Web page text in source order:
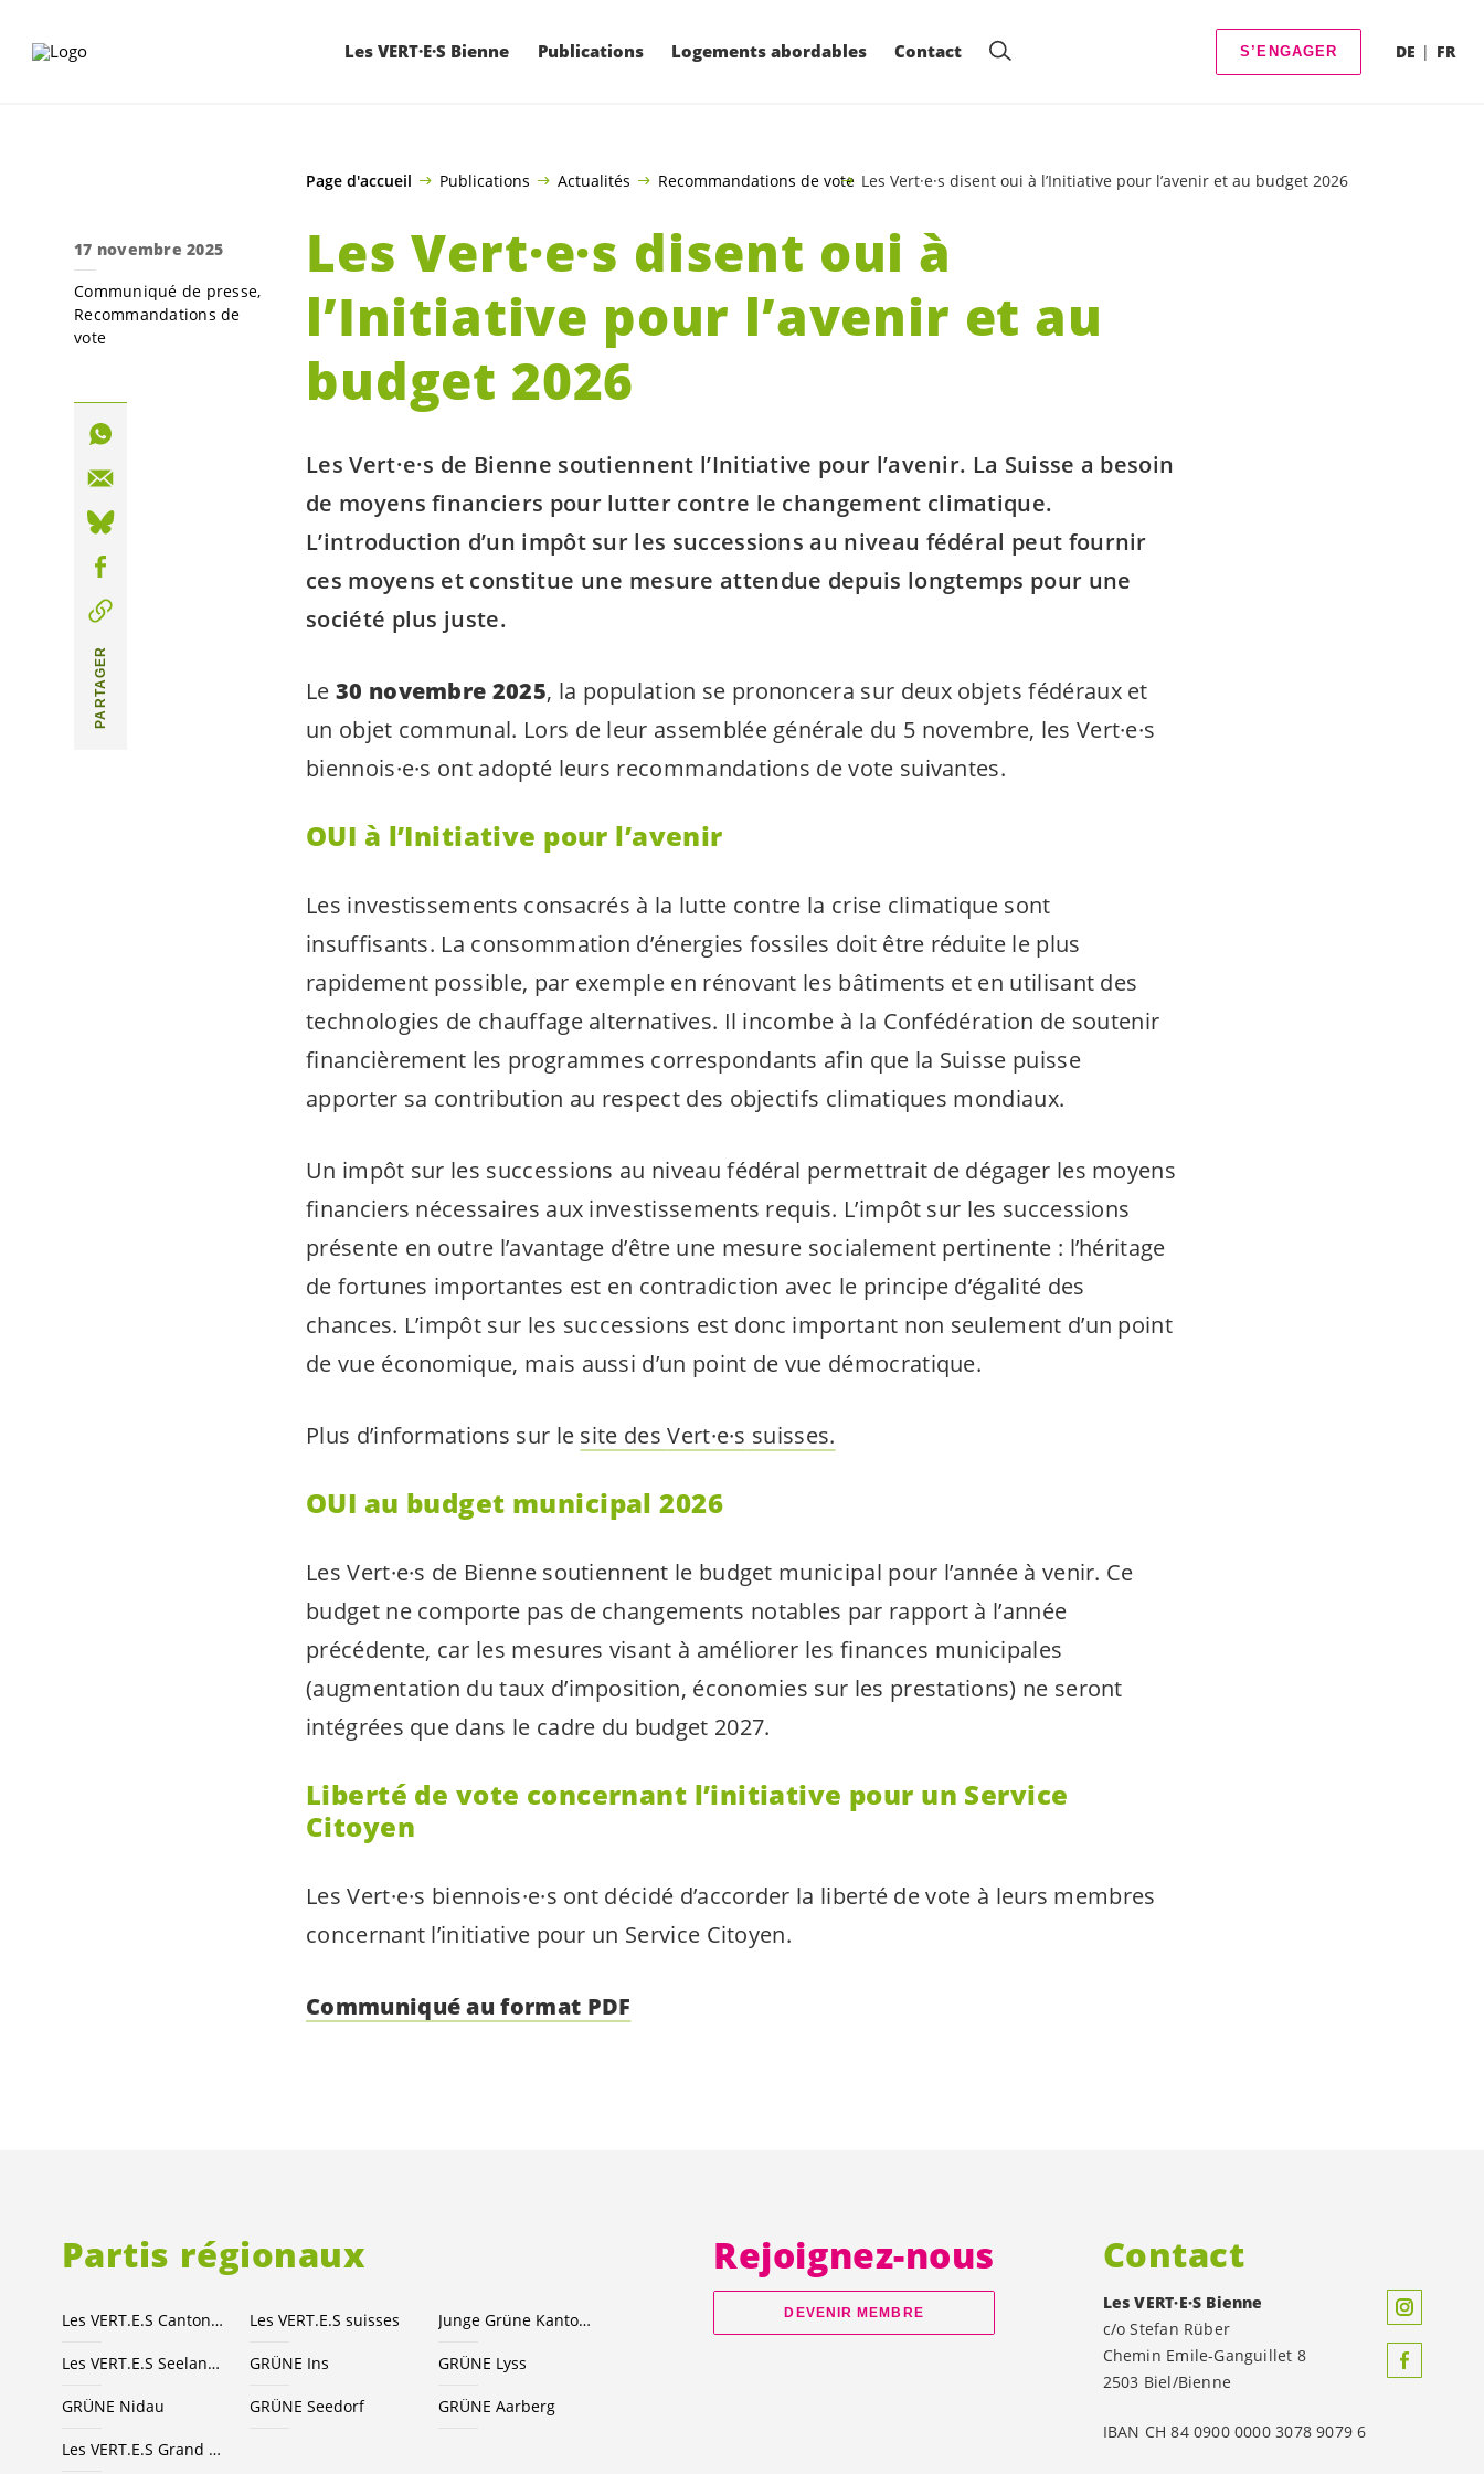
Les VERT·E·S Bienne Publications Logements abordables Contact S’ENGAGER DE FR
Page d'accueil Publications Actualités Recommandations de vote Les Vert·e·s disent oui à l’Initiative pour l’avenir et au budget 2026
LesVert·e·s disent oui à
l’Initiative pour l’avenir et au
budget 2026
LesVert·e·s de Bienne soutiennent l’Initiative pour l’avenir. La Suisse a besoin
de moyens financiers pour lutter contre le changement climatique.
L’introduction d’un impôt sur les successions au niveau fédéral peut fournir
ces moyens et constitue une mesure attendue depuis longtemps pour une
société plus juste.
Le 30 novembre 2025, la population se prononcera sur deux objets fédéraux et
un objet communal. Lors de leur assemblée générale du 5 novembre, les Vert·e·s
biennois·e·s ont adopté leurs recommandations de vote suivantes.
OUI à l’Initiative pour l’avenir
Les investissements consacrés à la lutte contre la crise climatique sont
insuffisants. La consommation d’énergies fossiles doit être réduite le plus
rapidement possible, par exemple en rénovant les bâtiments et en utilisant des
technologies de chauffage alternatives. Il incombe à la Confédération de soutenir
financièrement les programmes correspondants afin que la Suisse puisse
apporter sa contribution au respect des objectifs climatiques mondiaux.
Un impôt sur les successions au niveau fédéral permettrait de dégager les moyens
financiers nécessaires aux investissements requis. L’impôt sur les successions
présente en outre l’avantage d’être une mesure socialement pertinente : l’héritage
de fortunes importantes est en contradiction avec le principe d’égalité des
chances. L’impôt sur les successions est donc important non seulement d’un point
de vue économique, mais aussi d’un point de vue démocratique.
Plus d’informations sur le site desVert·e·s suisses.
OUI au budget municipal 2026
LesVert·e·s de Bienne soutiennent le budget municipal pour l’année à venir. Ce
budget ne comporte pas de changements notables par rapport à l’année
précédente, car les mesures visant à améliorer les finances municipales
(augmentation du taux d’imposition, économies sur les prestations) ne seront
intégrées que dans le cadre du budget 2027.
Liberté de vote concernant l’initiative pour un Service
Citoyen
LesVert·e·s biennois·e·s ont décidé d’accorder la liberté de vote à leurs membres
concernant l’initiative pour un Service Citoyen.
Communiqué au format PDF
17 novembre 2025
Communiqué de presse
Recommandations de
vote
PARTAGER
Partis régionaux
Les VERT.E.S Canton de Berne LesVERT.E.S suisses Junge Grüne Kanton Bern
Les VERT.E.S Seeland-Bienne GRÜNE Ins GRÜNE Lyss
GRÜNE Nidau GRÜNE Seedorf GRÜNE Aarberg
Les VERT.E.S Grand Chasseral
Rejoignez-nous
DEVENIR MEMBRE
Contact
LesVERT·E·S Bienne
c/o Stefan Rüber
Chemin Emile-Ganguillet 8
2503 Biel/Bienne
IBAN CH 84 0900 0000 3078 9079 6